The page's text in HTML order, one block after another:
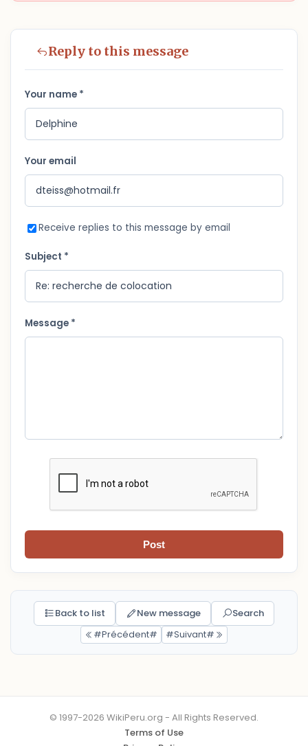
Reply to this message
Your name *
Your email
Receive replies to this message by email
Subject *
Message *
Post
Back to list New message
Search
#Précédent#
#Suivant#
© 1997-2026 WikiPeru.org - All Rights Reserved.
Terms of Use